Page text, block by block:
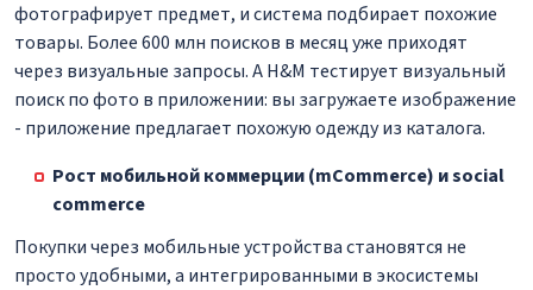
фотографирует предмет, и система подбирает похожие
товары. Более 600 млн поисков в месяц уже приходят
через визуальные запросы. А H&M тестирует визуальный
поиск по фото в приложении: вы загружаете изображение
- приложение предлагает похожую одежду из каталога.
Рост мобильной коммерции (mCommerce) и social
commerce
Покупки через мобильные устройства становятся не
просто удобными, а интегрированными в экосистемы